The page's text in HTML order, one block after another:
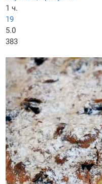
1 ч.
19
5.0
383